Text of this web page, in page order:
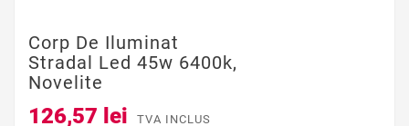
Corp De Iluminat
Stradal Led 45w 6400k,
Novelite
126,57 lei TVA INCLUS